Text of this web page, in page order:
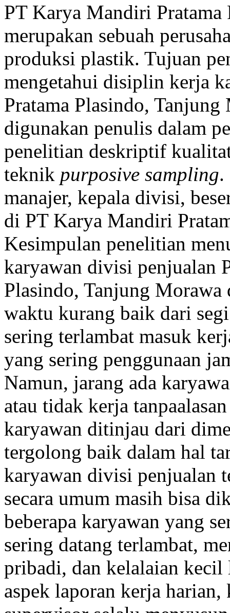
PT Karya Mandiri
merupakan sebuah
produksi plastik. Tujuan
mengetahui disiplin kerja
Pratama Plasindo,
digunakan penulis dalam
penelitian deskriptif
teknik purposive sampling.
manajer, kepala divisi,
di PT Karya Mandiri
Kesimpulan penelitian
karyawan divisi penjualan
Plasindo, Tanjung
waktu kurang baik dari
sering terlambat masuk
yang sering penggunaan
Namun, jarang ada
atau tidak kerja
karyawan ditinjau dari
tergolong baik dalam hal
karyawan divisi penjualan
secara umum masih bisa
beberapa karyawan yang
sering datang terlambat,
pribadi, dan kelalaian kecil
aspek laporan kerja